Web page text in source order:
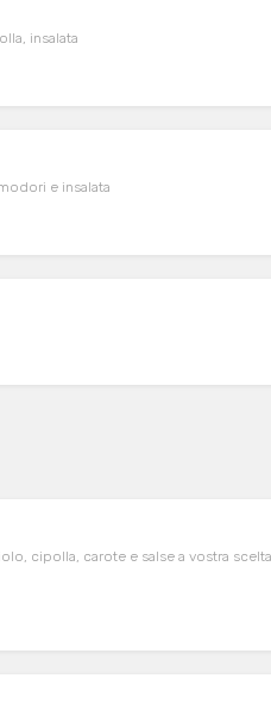
insalata
e insalata
cipolla, carote e salse a vostra scelta